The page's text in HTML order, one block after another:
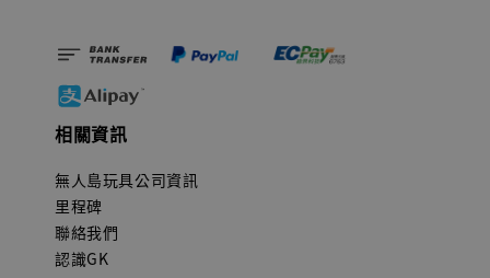
相關資訊
無人島玩具公司資訊
里程碑
聯絡我們
認識GK